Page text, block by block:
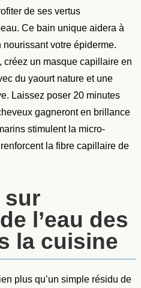
de ses vertus
Ce bain unique aidera à
votre épiderme.
un masque capillaire en
du yaourt nature et une
Laissez poser 20 minutes
gagneront en brillance
stimulent la micro-
la fibre capillaire de
sur
l’eau des
la cuisine
plus qu’un simple résidu de